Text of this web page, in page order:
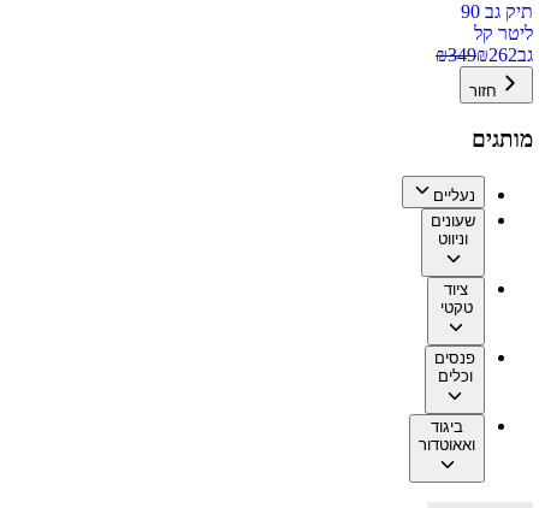
תיק גב 90
ליטר קל
גב
₪262
₪349
חזור
מותגים
נעליים
שעונים
וניווט
ציוד
טקטי
פנסים
וכלים
ביגוד
ואאוטדור